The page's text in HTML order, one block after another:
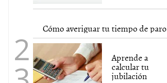
Cómo averiguar tu tiempo de paro
Aprende a
calcular tu
jubilación